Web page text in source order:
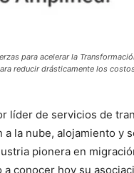
para acelerar la
reducir drásticamente los
líder de servicios de
a la nube, alojamiento y
pionera en
a conocer hoy su